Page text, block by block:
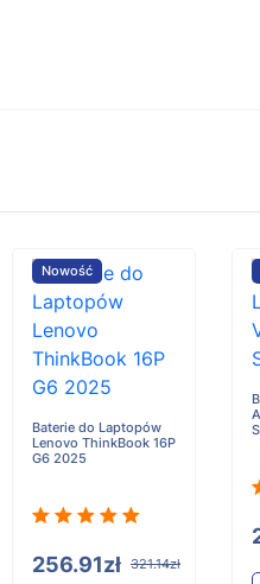
Nowość
Baterie do Laptopów
Lenovo ThinkBook 16P
G6 2025
256.91zł 321.14zł